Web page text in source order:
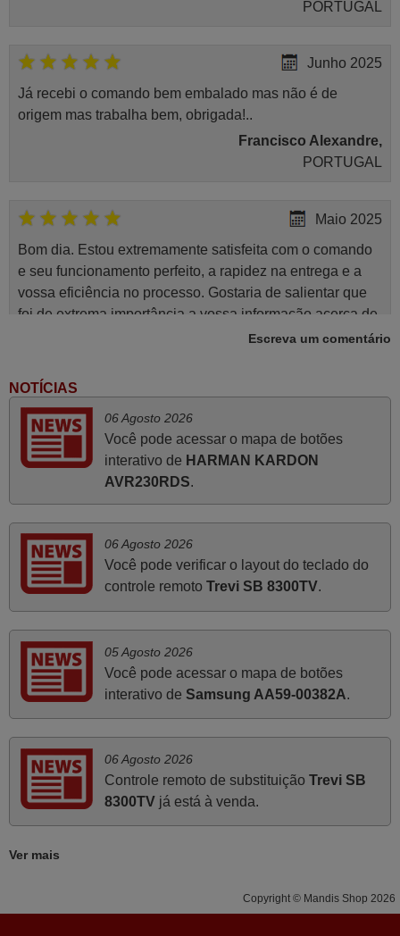
PORTUGAL
Junho 2025
Já recebi o comando bem embalado mas não é de
origem mas trabalha bem, obrigada!..
Francisco Alexandre,
PORTUGAL
Maio 2025
Bom dia. Estou extremamente satisfeita com o comando
e seu funcionamento perfeito, a rapidez na entrega e a
vossa eficiência no processo. Gostaria de salientar que
foi de extrema importância a vossa informação acerca de
como usar o comando sem usar por marca mas
tinha explicado como funcionar. Apenas diziam que
tinham comandos universais mas podiam não funcionar.
Muito obrigada.
PORTUGAL
Julho 2025
Ótimo produto!! Não precisa fazer nenhuma
programação. Recomendo muito!!
Julho 2025
Domingos Manuel,
tive com a vossa Empresa durante a minha encomenda
Escreva um comentário
NOTÍCIAS
06 Agosto 2026
Você pode acessar o mapa de botões
interativo de HARMAN KARDON
AVR230RDS.
06 Agosto 2026
Você pode verificar o layout do teclado do
controle remoto Trevi SB 8300TV.
05 Agosto 2026
Você pode acessar o mapa de botões
interativo de Samsung AA59-00382A.
06 Agosto 2026
Controle remoto de substituição Trevi SB
8300TVjá está à venda.
Ver mais
Copyright © Mandis Shop 2026